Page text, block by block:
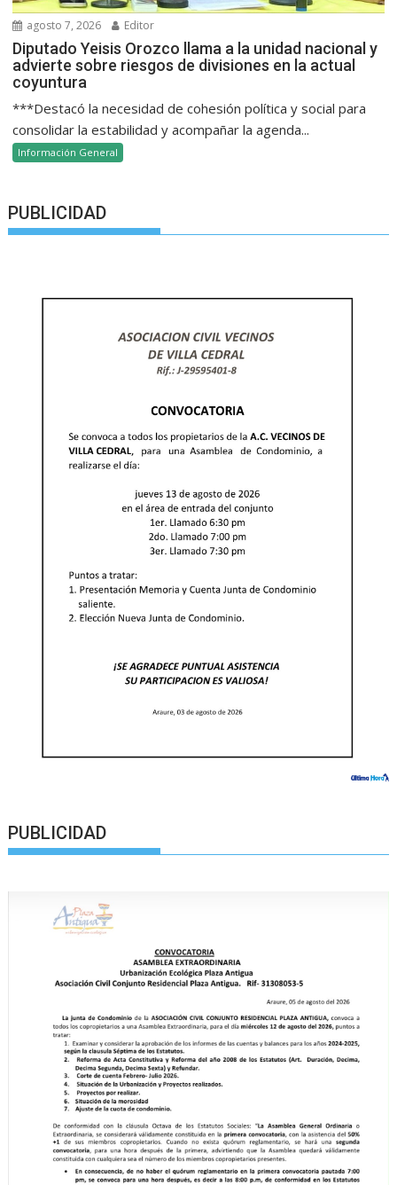
agosto 7, 2026 Editor
Diputado Yeisis Orozco llama a la unidad nacional y
advierte sobre riesgos de divisiones en la actual
coyuntura
***Destacó la necesidad de cohesión política y social para
consolidar la estabilidad y acompañar la agenda...
Información General
PUBLICIDAD
PUBLICIDAD